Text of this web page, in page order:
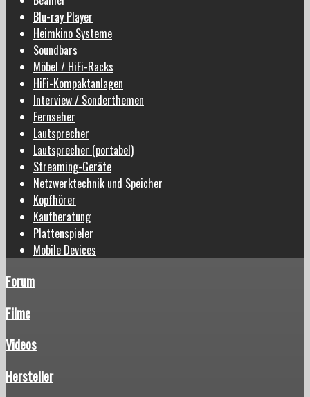
Blu-ray Player
Heimkino Systeme
Soundbars
Möbel / HiFi-Racks
HiFi-Kompaktanlagen
Interview / Sonderthemen
Fernseher
Lautsprecher
Lautsprecher (portabel)
Streaming-Geräte
Netzwerktechnik und Speicher
Kopfhörer
Kaufberatung
Plattenspieler
Mobile Devices
Forum
Filme
Videos
Hersteller